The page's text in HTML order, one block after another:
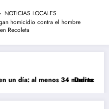
NOTICIAS LOCALES
homicidio contra el hombre
Recoleta
al menos 34 muertos en la
Delincuentes